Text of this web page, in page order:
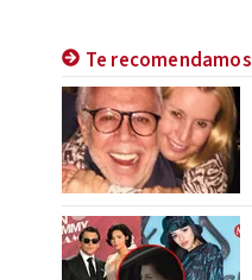
Te recomendamos